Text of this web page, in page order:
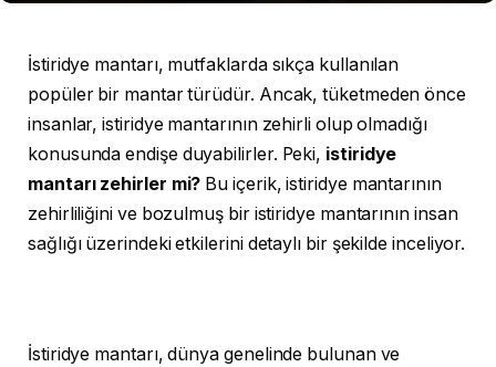
İstiridye mantarı, mutfaklarda sıkça kullanılan
popüler bir mantar türüdür. Ancak, tüketmeden önce
insanlar, istiridye mantarının zehirli olup olmadığı
konusunda endişe duyabilirler. Peki, istiridye
mantarı zehirler mi? Bu içerik, istiridye mantarının
zehirliliğini ve bozulmuş bir istiridye mantarının insan
sağlığı üzerindeki etkilerini detaylı bir şekilde inceliyor.
İstiridye mantarı, dünya genelinde bulunan ve